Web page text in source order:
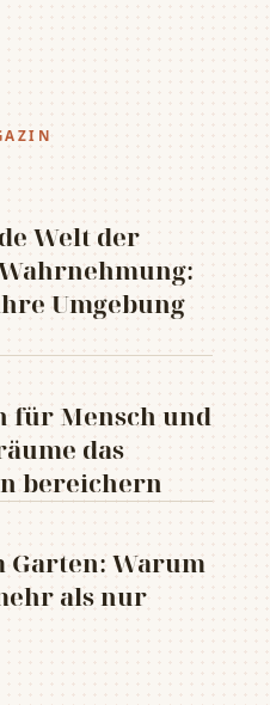
Welt der
Umgebung
für Mensch und
das
bereichern
Garten: Warum
als nur